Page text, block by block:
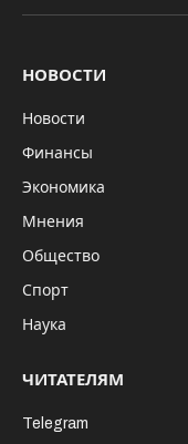
НОВОСТИ
Новости
Финансы
Экономика
Мнения
Общество
Спорт
Наука
ЧИТАТЕЛЯМ
Telegram